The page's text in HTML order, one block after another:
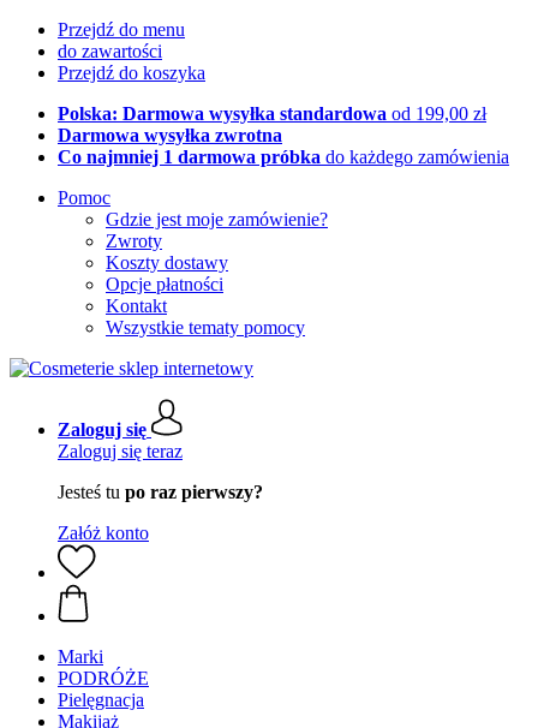
Przejdź do menu
do zawartości
Przejdź do koszyka
Polska: Darmowa wysyłka standardowa od 199,00 zł
Darmowa wysyłka zwrotna
Co najmniej 1 darmowa próbka do każdego zamówienia
Pomoc
Gdzie jest moje zamówienie?
Zwroty
Koszty dostawy
Opcje płatności
Kontakt
Wszystkie tematy pomocy
Zaloguj się
Zaloguj się teraz
Jesteś tu po raz pierwszy?
Załóż konto
Marki
PODRÓŻE
Pielęgnacja
Makijaż